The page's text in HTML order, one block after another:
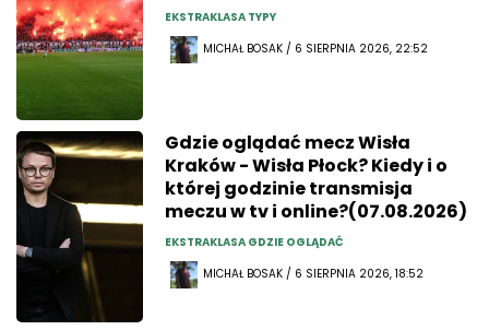
EKSTRAKLASA TYPY
MICHAŁ BOSAK / 6 SIERPNIA 2026, 22:52
Gdzie oglądać mecz Wisła
Kraków - Wisła Płock? Kiedy i o
której godzinie transmisja
meczu w tv i online?(07.08.2026)
EKSTRAKLASA GDZIE OGLĄDAĆ
MICHAŁ BOSAK / 6 SIERPNIA 2026, 18:52